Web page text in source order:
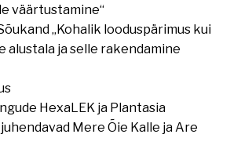
väärtustamine“
„Kohalik looduspärimus kui
alustala ja selle rakendamine
HexaLEK ja Plantasia
Mere Õie Kalle ja Are